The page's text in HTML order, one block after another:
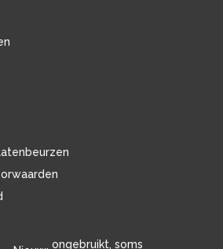
ongebruikt, soms